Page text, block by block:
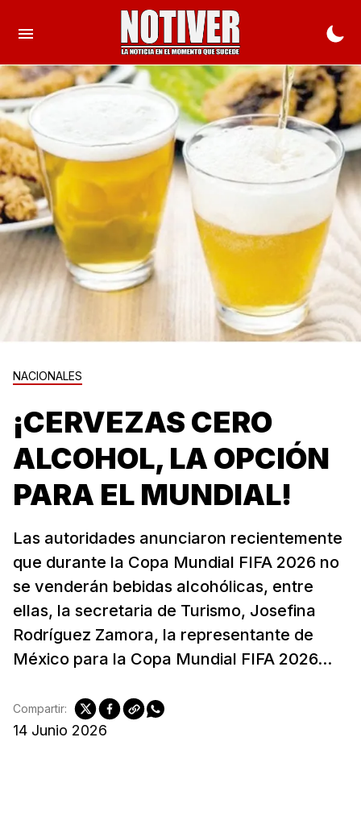
NACIONALES
¡CERVEZAS CERO
ALCOHOL, LA OPCIÓN
PARA EL MUNDIAL!
Las autoridades anunciaron recientemente
que durante la Copa Mundial FIFA 2026 no
se venderán bebidas alcohólicas, entre
ellas, la secretaria de Turismo, Josefina
Rodríguez Zamora, la representante de
México para la Copa Mundial FIFA 2026...
14 Junio 2026
Compartir: